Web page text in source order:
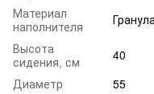
Материал
наполнителя
Высота
сидения, см
40
Диаметр
55